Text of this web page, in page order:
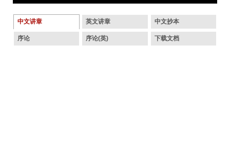
中文讲章 英文讲章 中文抄本
序论 序论(英) 下载文档